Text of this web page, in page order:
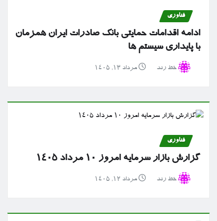
فناوری
ادامه اقدامات حمایتی بانک صادرات ایران همزمان
با پایداری سیستم ها
خط رند مرداد ۱۳, ۱۴۰۵
فناوری
گزارش بازار سرمایه امروز ۱۰ مرداد ۱۴۰۵
خط رند مرداد ۱۲, ۱۴۰۵